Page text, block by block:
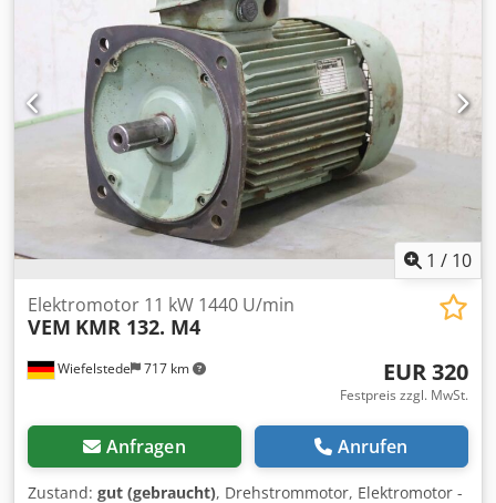
1 / 10
Wiefelstede 717 km
Elektromotor 11 kW 1440 U/min
VEM KMR 132. M4
EUR 320
Festpreis zzgl. MwSt.
Anfragen Anrufen
Zustand: gut (gebraucht), Drehstrommotor, Elektromotor -